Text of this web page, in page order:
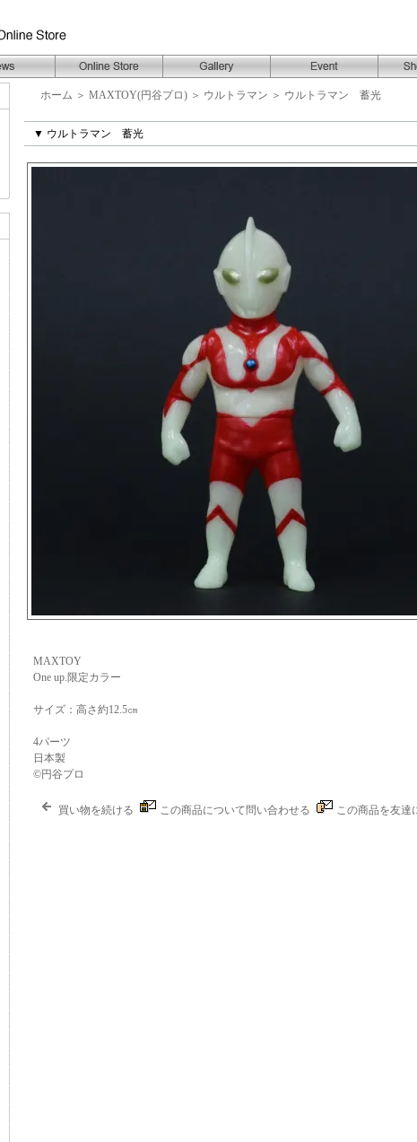
ホーム ＞ MAXTOY(円谷プロ) ＞ ウルトラマン ＞ ウルトラマン 蓄光
▼ ウルトラマン 蓄光
MAXTOY
One up.限定カラー
サイズ：高さ約12.5㎝
4パーツ
日本製
©円谷プロ
買い物を続ける この商品について問い合わせる この商品を友達